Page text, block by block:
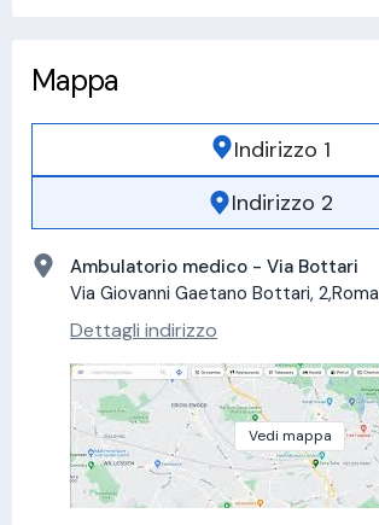
Mappa
Indirizzo 1
Indirizzo 2
Ambulatorio medico - Via Bottari
Via Giovanni Gaetano Bottari, 2,Roma
Dettagli indirizzo
Vedi mappa